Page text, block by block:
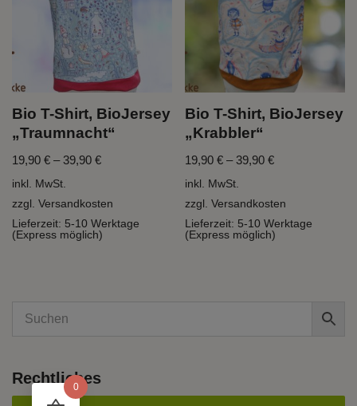
Bio T-Shirt, BioJersey
„Traumnacht“
19,90 € –39,90 €
inkl. MwSt.
zzgl. Versandkosten
Lieferzeit: 5-10 Werktage
(Express möglich)
Bio T-Shirt, BioJersey
„Krabbler“
19,90€ –39,90€
inkl. MwSt.
zzgl.Versandkosten
Lieferzeit: 5-10 Werktage
(Express möglich)
Rechtliches
0